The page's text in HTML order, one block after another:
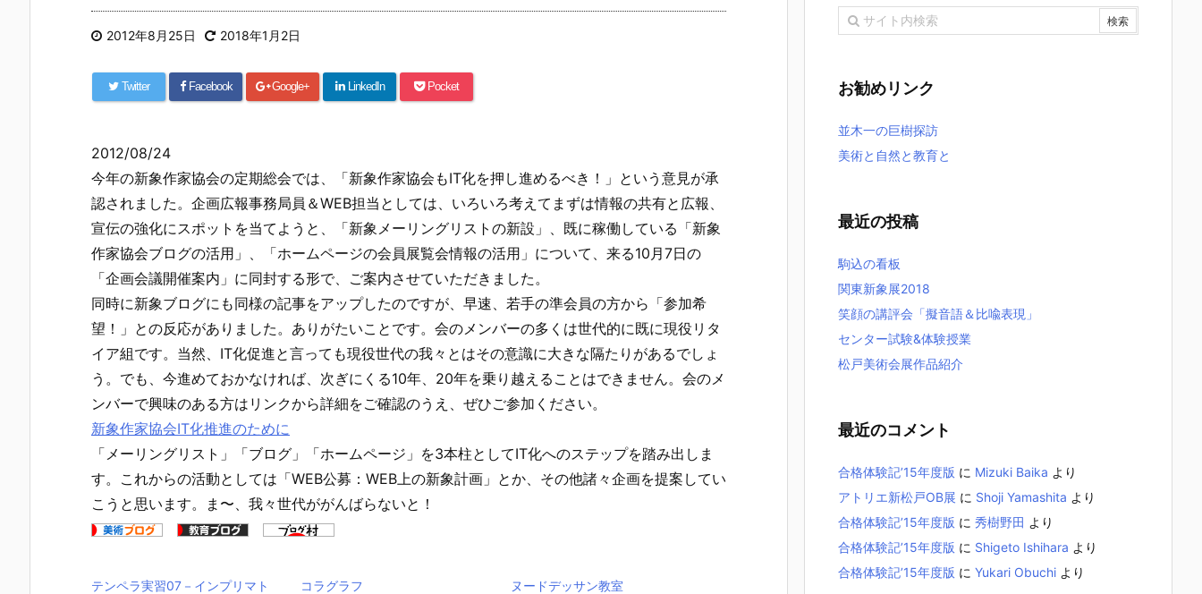
2012年8月25日 2018年1月2日
Twitter Facebook Google+ LinkedIn Pocket
2012/08/24
今年の新象作家協会の定期総会では、「新象作家協会もIT化を押し進めるべき！」という意見が承
認されました。企画広報事務局員＆WEB担当としては、いろいろ考えてまずは情報の共有と広報、
宣伝の強化にスポットを当てようと、「新象メーリングリストの新設」、既に稼働している「新象
作家協会ブログの活用」、「ホームページの会員展覧会情報の活用」について、来る10月7日の
「企画会議開催案内」に同封する形で、ご案内させていただきました。
同時に新象ブログにも同様の記事をアップしたのですが、早速、若手の準会員の方から「参加希
望！」との反応がありました。ありがたいことです。会のメンバーの多くは世代的に既に現役リタ
イア組です。当然、IT化促進と言っても現役世代の我々とはその意識に大きな隔たりがあるでしょ
う。でも、今進めておかなければ、次ぎにくる10年、20年を乗り越えることはできません。会のメ
ンバーで興味のある方はリンクから詳細をご確認のうえ、ぜひご参加ください。
新象作家協会IT化推進のために
「メーリングリスト」「ブログ」「ホームページ」を3本柱としてIT化へのステップを踏み出しま
す。これからの活動としては「WEB公募：WEB上の新象計画」とか、その他諸々企画を提案してい
こうと思います。ま〜、我々世代ががんばらないと！
テンペラ実習07－インプリマト
コラグラフ
ヌードデッサン教室
お勧めリンク
並木一の巨樹探訪
美術と自然と教育と
最近の投稿
駒込の看板
関東新象展2018
笑顔の講評会「擬音語＆比喩表現」
センター試験&体験授業
松戸美術会展作品紹介
最近のコメント
合格体験記’15年度版 に Mizuki Baika より
アトリエ新松戸OB展 に Shoji Yamashita より
合格体験記’15年度版 に 秀樹野田 より
合格体験記’15年度版 に Shigeto Ishihara より
合格体験記’15年度版 に Yukari Obuchi より